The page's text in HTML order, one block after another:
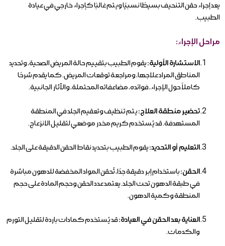
يعد إجراء حقن التنحيف بسيطًا نسبيًا ويتم غالبًا كإجراء خارجي في عيادة
الطبيب.
مراحل الإجراء:
الاستشارة الأولية:يقوم الطبيب بتقييم حالة المريض الصحية، وتحديد
المناطق المراد علاجها، ومراجعة توقعات المريض. كما يقدم شرحًا
كاملاً حول الإجراء، فوائده، مضاعفاته المحتملة، والآثار الجانبية.
تحضير منطقة العلاج:يتم تنظيف وتعقيم الجلد في المنطقة
المستهدفة. قد يُستخدم كريم مخدر موضعي لتقليل الانزعاج.
التعليم أو التحديد:يقوم الطبيب بتحديد نقاط الحقن الدقيقة على الجلد.
الحقن:باستخدام إبر دقيقة جدًا، تُحقن المواد المخفضة للدهون مباشرة
في طبقة الدهون تحت الجلد. يعتمد عدد الحقن وحجم المادة على حجم
المنطقة وكمية الدهون.
العناية بعد الحقن في العيادة:قد يُستخدم كمادات باردة لتقليل التورم
والكدمات.